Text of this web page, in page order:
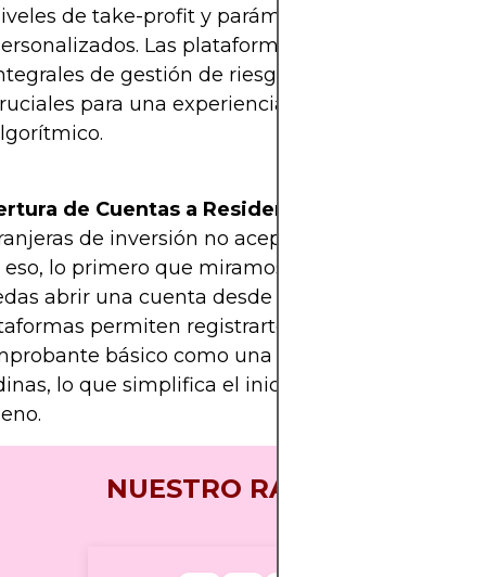
de take-profit y parámetros de riesgo
Las plataformas con capacidades
de gestión de riesgos fueron
para una experiencia superior de trading
de Cuentas a Residentes
de inversión no aceptan residentes en
eso, lo primero que miramos es que
abrir una cuenta desde el país. Estas
permiten registrarte solo con tu RUT y
básico como una boleta de Enel o
lo que simplifica el inicio para cualquier
NUESTRO RANKING